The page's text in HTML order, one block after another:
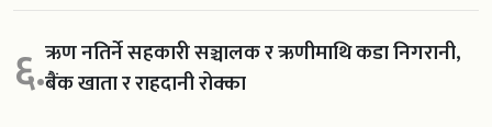
६.ऋण नतिर्ने सहकारी सञ्चालक र ऋणीमाथि कडा निगरानी,
बैंक खाता र राहदानी रोक्का